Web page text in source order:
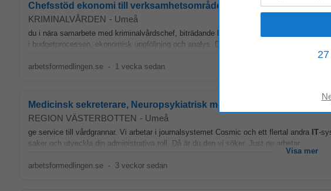
Chefsstöd ekonomi till verksamhetsområde Umeå
KRIMINALVÅRDEN - Umeå
du i nära samarbete med kriminalvårdschef, biträdande kriminalvårdschef och
i budgetprocessen, ekonomisk uppföljning och analys. Du arbetar nära verksamheten...
arbetsformedlingen.se - 1 vecka sedan
Medicinsk sekreterare, Neuropsykiatrisk mottagning, Umeå
REGION VÄSTERBOTTEN - Umeå
ge service till vårdgrannar. Vi arbetar i journalsystemet Cosmic och ett flertal andra IT-
saker och utveckla din administrativa roll. Då är du den vi söker. Just nu arbetar...
Visa mer
arbetsformedlingen.se - 3 veckor sedan